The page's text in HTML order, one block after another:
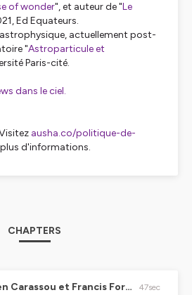
of wonder", et auteur de "Le
Ed Equateurs.
actuellement post-
"Astroparticule et
Paris-cité.
dans le ciel.
ausha.co/politique-de-
d'informations.
CHAPTERS
Interview Sébastien Carassou et Francis Fortin 47sec